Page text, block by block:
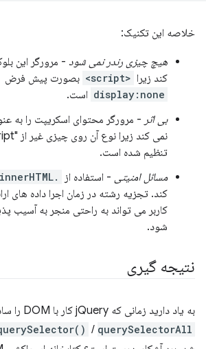
خلاصه این تکنیک:
هیچ چیزی رندر نمی شود - مرورگر این
کند زیرا <script> بصورت پیش فرض
display:none است.
بی اثر
تنظیم شده است.
مسائل امنیتی - استفاده از .innerHTML
کند. تجزیه رشته در زمان اجرا داده های
شود.
نتیجه گیری
به یاد دارید زمانی که jQuery کار با DOM را ساده کرد؟ نتیجه
/ querySelectorAll()